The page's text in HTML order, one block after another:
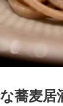
蕎麦